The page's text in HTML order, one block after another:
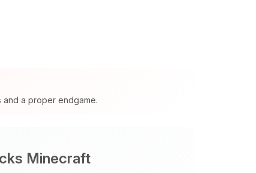
a proper endgame.
Minecraft